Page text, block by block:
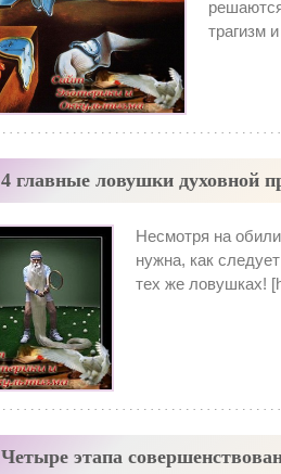
трагизм
4 главные ловушки духовной
Несмотря на
нужна, как
тех же ловушках!
Четыре этапа